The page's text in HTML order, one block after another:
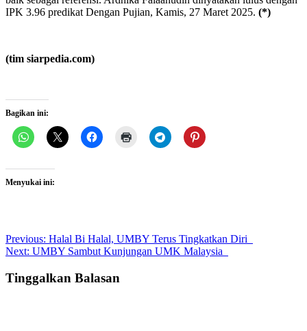
IPK 3.96 predikat Dengan Pujian, Kamis, 27 Maret 2025. (*)
(tim siarpedia.com)
Bagikan ini:
Menyukai ini:
Post
navigation
Previous: Halal Bi Halal, UMBY Terus Tingkatkan Diri
Next: UMBY Sambut Kunjungan UMK Malaysia
Tinggalkan Balasan